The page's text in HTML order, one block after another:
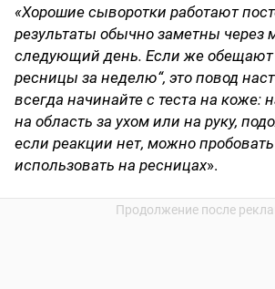
«Хорошие сыворотки работают
результаты обычно заметны через
следующий день. Если же обещают
ресницы за неделю“, это повод
всегда начинайте с теста на коже:
на область за ухом или на руку,
если реакции нет, можно
использовать на ресницах».